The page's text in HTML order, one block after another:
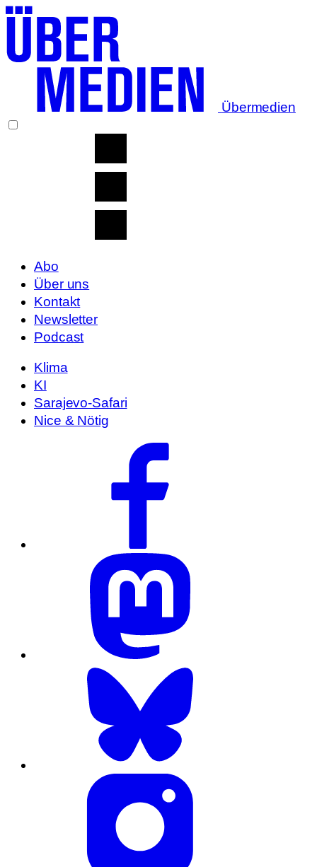
Übermedien
Abo
Über uns
Kontakt
Newsletter
Podcast
Klima
KI
Sarajevo-Safari
Nice & Nötig